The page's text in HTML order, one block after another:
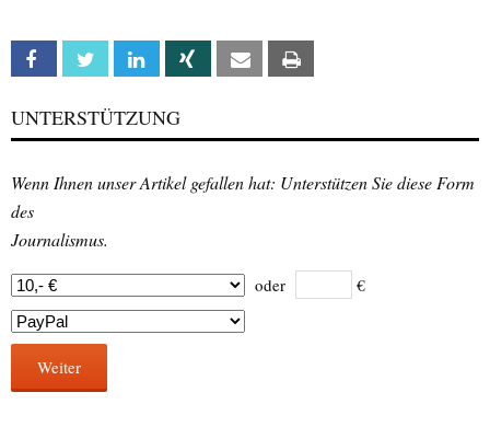
Facebook Twitter Linkedin Xing Email
UNTERSTÜTZUNG
Wenn Ihnen unser Artikel gefallen hat: Unterstützen Sie diese Form
des
Journalismus.
oder €
Weiter